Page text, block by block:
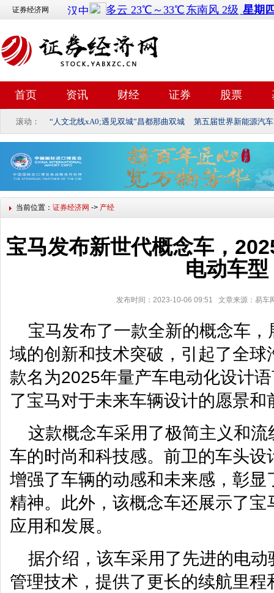
证券经济网
首页 资讯 财经 证券 股票
滚动： “人文北线xA0;遇见双城”昌都那曲双城 第五届世界新能源汽
当前位置： 证券经济网 -> 产经
宝马发布新世代概念车，
电动车型
发布时间：2023-10-06 09:51 文章来源：易
宝马发布了一款全新的概念车
域的创新和技术突破，引起了全
款名为2025年量产车电动化设计
了宝马对于未来车辆设计的愿景和
这款概念车采用了极简主义和
车的时尚和科技感。前卫的车头
增强了车辆的动感和未来感，彰
精神。此外，该概念车还展示了
应用和发展。
据介绍，该车采用了先进的电
管理技术，提供了更长的续航里